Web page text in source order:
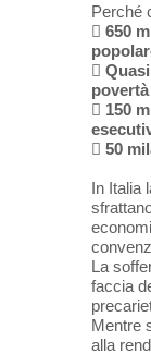
Perché
 650

 150
 50
In Italia
La
faccia
Mentre
alla